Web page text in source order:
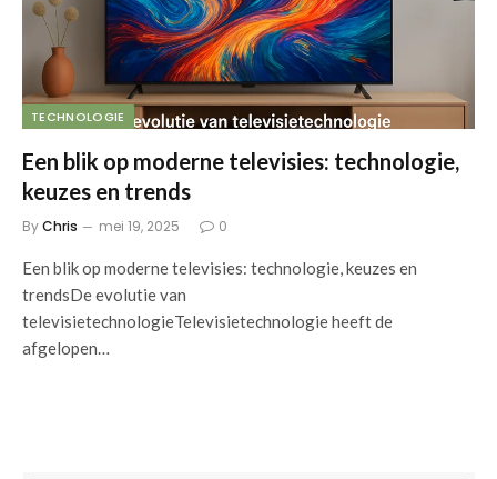
TECHNOLOGIE
Een blik op moderne televisies: technologie,
keuzes en trends
ByChris mei 19, 2025 0
Een blik op moderne televisies: technologie, keuzes en
trendsDe evolutie van
televisietechnologieTelevisietechnologie heeft de
afgelopen…